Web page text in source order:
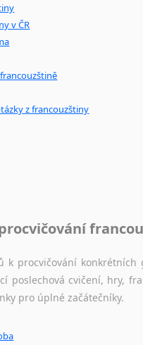
nebo
v ČR
z francouzštiny
k procvičování
poslechová cvičení, hry,
pro úplné začátečníky.